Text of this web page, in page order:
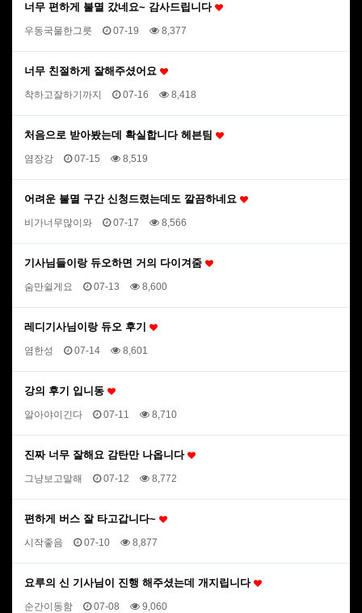
너무 편하게 불멸 갔네요~ 감사드립니다
우동국물한그릇 07-19 8,377
너무 친절하게 잘해주셨어요
착하고잘하기까지 07-16 8,418
처음으로 받아봤는데 확실합니다 헤븐팀
염장강 07-15 8,519
어려운 불멸 구간 신청드렸는데도 깔끔하네요
비가너무많이와 07-17 8,566
기사님들이랑 듀오하면 거의 다이겨줌
숨만쉴게요 07-13 8,600
레디기사님이랑 듀오 후기
염한성 07-14 8,601
강의 후기 입니동
알아야이긴다 07-11 8,710
진짜 너무 잘해요 감탄만 나옵니다
그냥보고말해 07-12 8,772
편하게 버스 잘 타고갑니다~
시작좋음 07-10 8,877
요루의 신 기사님이 진행 해주셨는데 개지립니다
순간이동함 07-08 9,060